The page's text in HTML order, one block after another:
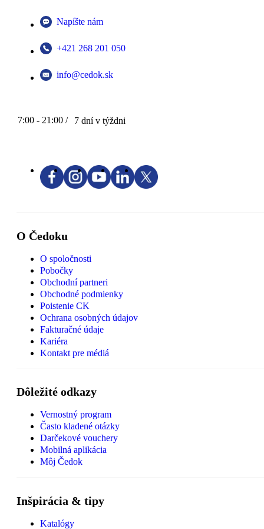
Napíšte nám
+421 268 201 050
info@cedok.sk
7:00 - 21:00 / 7 dní v týždni
O Čedoku
O spoločnosti
Pobočky
Obchodní partneri
Obchodné podmienky
Poistenie CK
Ochrana osobných údajov
Fakturačné údaje
Kariéra
Kontakt pre médiá
Dôležité odkazy
Vernostný program
Často kladené otázky
Darčekové vouchery
Mobilná aplikácia
Môj Čedok
Inšpirácia & tipy
Katalógy